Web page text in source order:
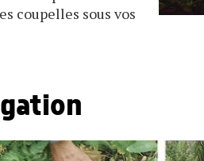
coupelles sous vos